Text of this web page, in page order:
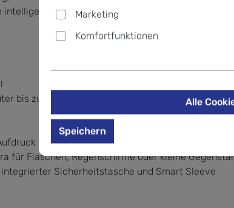
Hülle, mit der Sie ihn bei Bedarf an
bis zu 15,6"
für Flaschen, Regenschirme oder kleine
Sicherheitstasche und Smart Sleeve
Marketing
Komfortfunktionen
Alle
Speichern